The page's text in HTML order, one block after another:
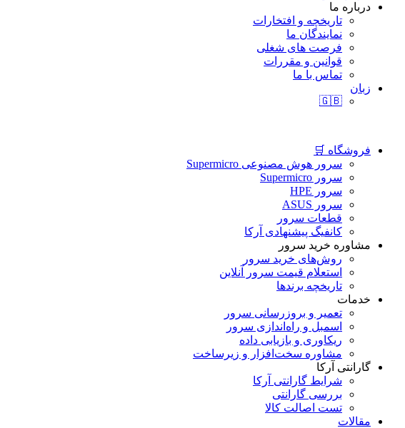
درباره ما
تاریخچه و افتخارات
نمایندگان ما
فرصت های شغلی
قوانین و مقررات
تماس با ما
زبان
🇬🇧
فروشگاه 🛒
سرور هوش مصنوعی Supermicro
سرور Supermicro
سرور HPE
سرور ASUS
قطعات سرور
کانفیگ پیشنهادی آرکا
مشاوره خرید سرور
روش‌های خرید سرور
استعلام قیمت سرور آنلاین
تاریخچه برندها
خدمات
تعمیر و بروزرسانی سرور
اسمبل و راه‌اندازی سرور
ریکاوری و بازیابی داده
مشاوره سخت‌افزار و زیرساخت
گارانتی آرکا
شرایط گارانتی آرکا
بررسی گارانتی
تست اصالت کالا
مقالات